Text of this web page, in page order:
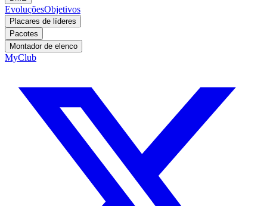
EvoluçõesObjetivos
Placares de líderes
Pacotes
Montador de elenco
MyClub